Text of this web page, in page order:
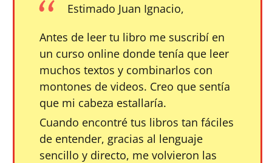
Estimado Juan Ignacio,
Antes de leer tu libro me suscribí en
un curso online donde tenía que leer
muchos textos y combinarlos con
montones de videos. Creo que sentía
que mi cabeza estallaría.
Cuando encontré tus libros tan fáciles
de entender, gracias al lenguaje
sencillo y directo, me volvieron las